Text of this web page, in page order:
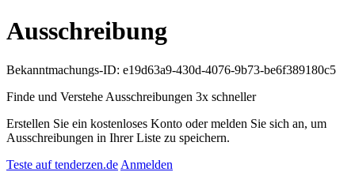
Ausschreibung
Bekanntmachungs-ID: e19d63a9-430d-4076-9b73-be6f389180c5
Finde und Verstehe Ausschreibungen 3x schneller
Erstellen Sie ein kostenloses Konto oder melden Sie sich an, um
Ausschreibungen in Ihrer Liste zu speichern.
Teste auf tenderzen.de Anmelden